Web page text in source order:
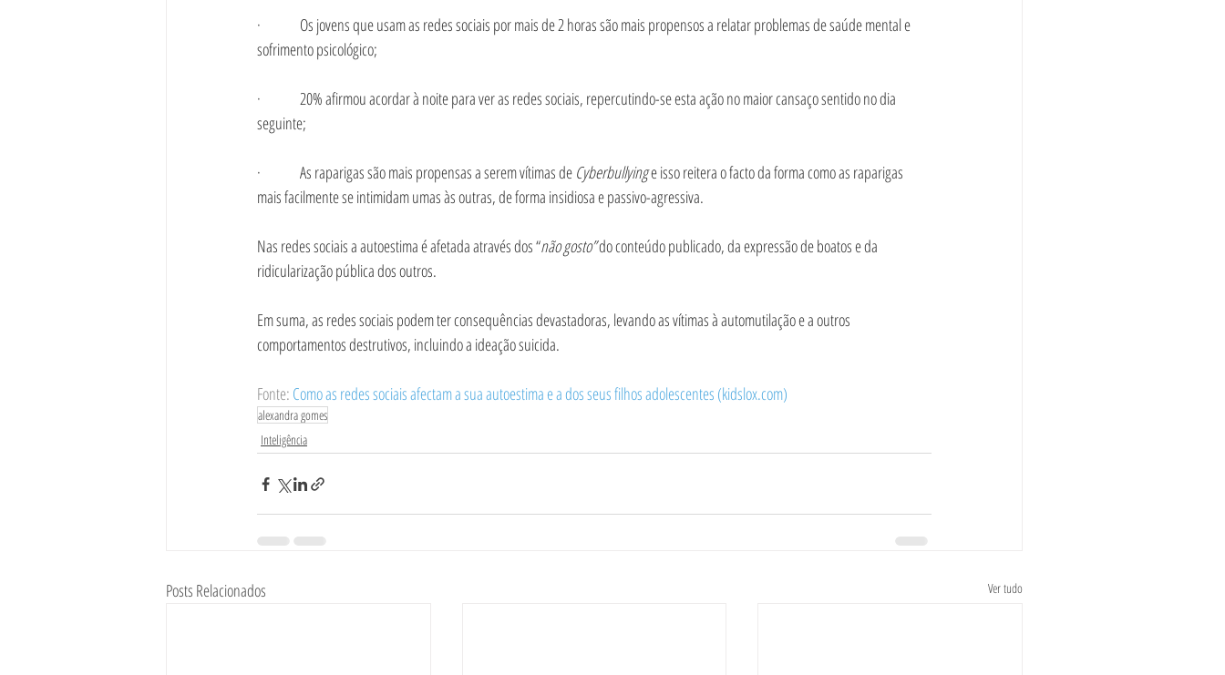
· Os jovens que usam as redes sociais por mais de 2 horas são mais propensos a relatar problemas de saúde mental e
sofrimento psicológico;
· 20% afirmou acordar à noite para ver as redes sociais, repercutindo-se esta ação no maior cansaço sentido no dia
seguinte;
· As raparigas são mais propensas a serem vítimas de Cyberbullying e isso reitera o facto da forma como as raparigas
mais facilmente se intimidam umas às outras, de forma insidiosa e passivo-agressiva.
Nas redes sociais a autoestima é afetada através dos “não gosto” do conteúdo publicado, da expressão de boatos e da
ridicularização pública dos outros.
Em suma, as redes sociais podem ter consequências devastadoras, levando as vítimas à automutilação e a outros
comportamentos destrutivos, incluindo a ideação suicida.
Fonte: Como as redes sociais afectam a sua autoestima e a dos seus filhos adolescentes (kidslox.com)
alexandra gomes
Inteligência
Posts Relacionados Ver tudo